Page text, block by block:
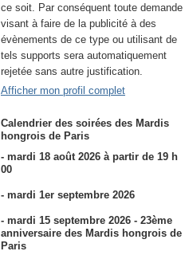
ce soit. Par conséquent toute demande
visant à faire de la publicité à des
évènements de ce type ou utilisant de
tels supports sera automatiquement
rejetée sans autre justification.
Afficher mon profil complet
Calendrier des soirées des Mardis
hongrois de Paris
- mardi 18 août 2026 à partir de 19 h
00
- mardi 1er septembre 2026
- mardi 15 septembre 2026 - 23ème
anniversaire des Mardis hongrois de
Paris